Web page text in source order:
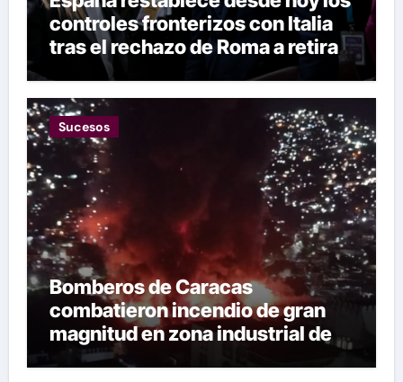
controles fronterizos con Italia
tras el rechazo de Roma a retirar
las restricciones
Sucesos
Bomberos de Caracas
combatieron incendio de gran
magnitud en zona industrial de El
Llanito